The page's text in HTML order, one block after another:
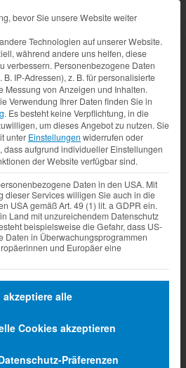
bevor Sie unsere Website weiter
Technologien auf unserer Website.
während andere uns helfen, diese
verbessern. Personenbezogene Daten
IP-Adressen), z. B. für personalisierte
Messung von Anzeigen und Inhalten.
Verwendung Ihrer Daten finden Sie in
. Es besteht keine Verpflichtung, in die
um dieses Angebot zu nutzen. Sie
unter Einstellungen widerrufen oder
dass aufgrund individueller Einstellungen
der Website verfügbar sind.
Daten in den USA. Mit
dieser Services willigen Sie auch in die
USA gemäß Art. 49 (1) lit. a GDPR ein.
Land mit unzureichendem Datenschutz
beispielsweise die Gefahr, dass US-
Daten in Überwachungsprogrammen
und Europäer eine
akzeptiere alle
Cookies akzeptieren
Präferenzen